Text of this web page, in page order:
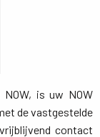
is uw NOW
de vastgestelde
contact